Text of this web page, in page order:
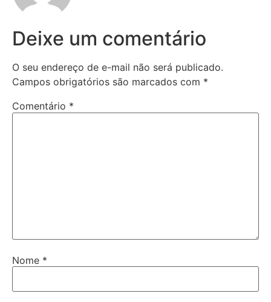
Deixe um comentário
O seu endereço de e-mail não será publicado.
Campos obrigatórios são marcados com *
Comentário *
Nome *